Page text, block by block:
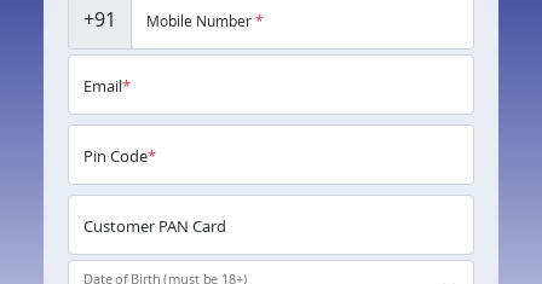
+91 Mobile Number*
Email*
Pin Code*
Customer PAN Card
Date of Birth (must be 18+)